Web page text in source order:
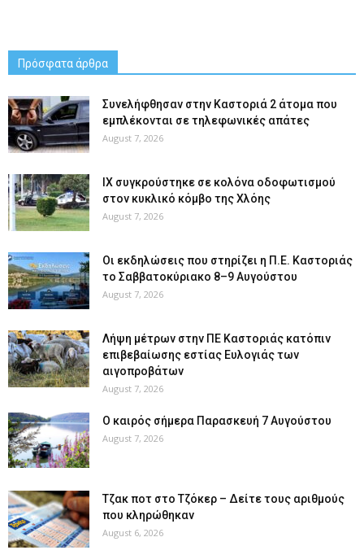
Πρόσφατα άρθρα
Συνελήφθησαν στην Καστοριά 2 άτομα που
εμπλέκονται σε τηλεφωνικές απάτες
August 7, 2026
ΙΧ συγκρούστηκε σε κολόνα οδοφωτισμού
στον κυκλικό κόμβο της Χλόης
August 7, 2026
Οι εκδηλώσεις που στηρίζει η Π.Ε. Καστοριάς
το Σαββατοκύριακο 8–9 Αυγούστου
August 7, 2026
Λήψη μέτρων στην ΠΕ Καστοριάς κατόπιν
επιβεβαίωσης εστίας Ευλογιάς των
αιγοπροβάτων
August 7, 2026
Ο καιρός σήμερα Παρασκευή 7 Αυγούστου
August 7, 2026
Tζακ ποτ στο Τζόκερ – Δείτε τους αριθμούς
που κληρώθηκαν
August 6, 2026